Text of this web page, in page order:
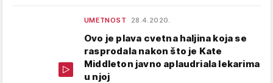
UMETNOST 28.4.2020.
Ovo je plava cvetna haljina koja se
rasprodala nakon što je Kate
Middleton javno aplaudriala lekarima
u njoj